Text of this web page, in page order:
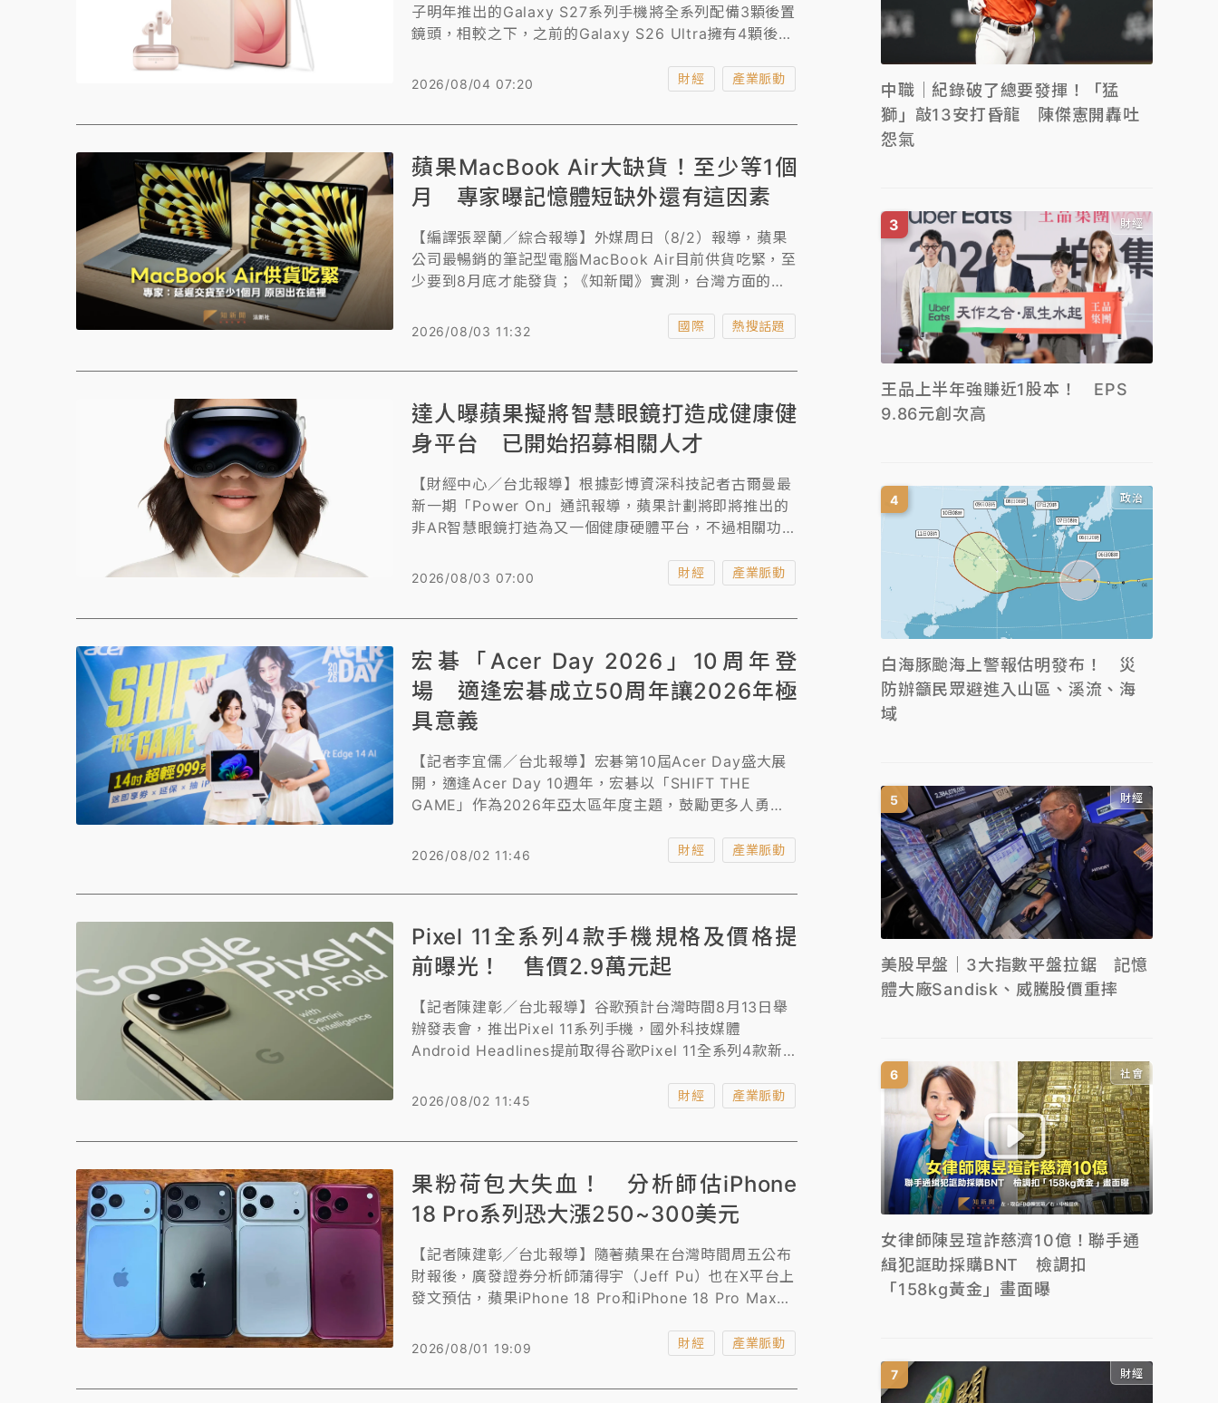
子明年推出的Galaxy S27系列手機將全系列配備3顆後置
鏡頭，相較之下，之前的Galaxy S26 Ultra擁有4顆後置
2026/08/04 07:20 財經 產業脈動
蘋果MacBook Air大缺貨！至少等1個
月 專家曝記憶體短缺外還有這因素
【編譯張翠蘭／綜合報導】外媒周日（8/2）報導，蘋果
公司最暢銷的筆記型電腦MacBook Air目前供貨吃緊，至
少要到8月底才能發貨；《知新聞》實測，台灣方面的新
記憶體晶片短缺所影響。此外，蘋果也正優先銷售入門款
計新款MacBook Air還要過一段時間才會上市。有科技網
電子品。
2026/08/03 11:32 國際 熱搜話題
達人曝蘋果擬將智慧眼鏡打造成健康健
身平台 已開始招募相關人才
【財經中心／台北報導】根據彭博資深科技記者古爾曼最
新一期「Power On」通訊報導，蘋果計劃將即將推出的
非AR智慧眼鏡打造為又一個健康硬體平台，不過相關功能
2026/08/03 07:00 財經 產業脈動
宏碁「Acer Day 2026」10周年登
場 適逢宏碁成立50周年讓2026年極
具意義
【記者李宜儒／台北報導】宏碁第10屆Acer Day盛大展
開，適逢Acer Day 10週年，宏碁以「SHIFT THE
GAME」作為2026年亞太區年度主題，鼓勵更多人勇於
年的重要時刻，使2026年成為品牌發展史上極具意義的
2026/08/02 11:46 財經 產業脈動
Pixel 11全系列4款手機規格及價格提
前曝光！ 售價2.9萬元起
【記者陳建彰／台北報導】谷歌預計台灣時間8月13日舉
辦發表會，推出Pixel 11系列手機，國外科技媒體
Android Headlines提前取得谷歌Pixel 11全系列4款新
光的機種包括Google Pixel 11、Pixel 11 Pro、Pixel 11
2026/08/02 11:45 財經 產業脈動
果粉荷包大失血！ 分析師估iPhone
18 Pro系列恐大漲250~300美元
【記者陳建彰╱台北報導】隨著蘋果在台灣時間周五公布
財報後，廣發證券分析師蒲得宇（Jeff Pu）也在X平台上
發文預估，蘋果iPhone 18 Pro和iPhone 18 Pro Max機
幣）。
2026/08/01 19:09 財經 產業脈動
中職｜紀錄破了總要發揮！「猛
獅」敲13安打昏龍 陳傑憲開轟吐
怨氣
財經
王品上半年強賺近1股本！ EPS
9.86元創次高
政治
白海豚颱海上警報估明發布！ 災
防辦籲民眾避進入山區、溪流、海
域
財經
美股早盤｜3大指數平盤拉鋸 記憶
體大廠Sandisk、威騰股價重摔
社會
女律師陳昱瑄詐慈濟10億！聯手通
緝犯誆助採購BNT 檢調扣
「158kg黃金」畫面曝
財經